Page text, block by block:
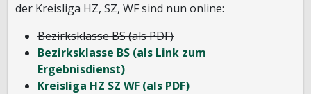
der Kreisliga HZ, SZ, WF sind nun online:
Bezirksklasse BS (als PDF)
Bezirksklasse BS (als Link zum
Ergebnisdienst)
Kreisliga HZ SZ WF (als PDF)